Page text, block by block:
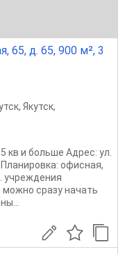
65, д. 65, 900 м², 3
, Якутск,
и больше Адрес: ул.
офисная,
учреждения
сразу начать